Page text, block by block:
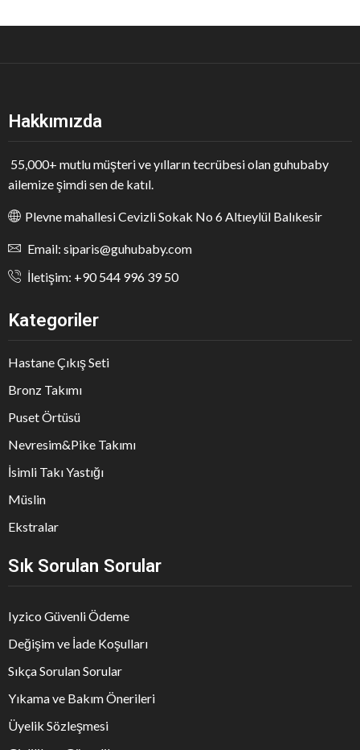
Hakkımızda
55,000+ mutlu müşteri ve yılların tecrübesi olan guhubaby
ailemize şimdi sen de katıl.
Plevne mahallesi Cevizli Sokak No 6 Altıeylül Balıkesir
Email: siparis@guhubaby.com
İletişim: +90 544 996 39 50
Kategoriler
Hastane Çıkış Seti
Bronz Takımı
Puset Örtüsü
Nevresim&Pike Takımı
İsimli Takı Yastığı
Müslin
Ekstralar
Sık Sorulan Sorular
Iyzico Güvenli Ödeme
Değişim ve İade Koşulları
Sıkça Sorulan Sorular
Yıkama ve Bakım Önerileri
Üyelik Sözleşmesi